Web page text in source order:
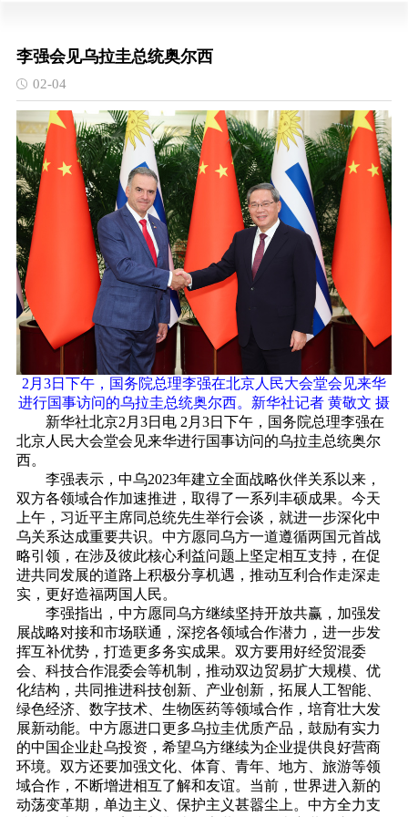
李强会见乌拉圭总统奥尔西
02-04
2月3日下午，国务院总理李强在北京人民大会堂会见来华
进行国事访问的乌拉圭总统奥尔西。新华社记者 黄敬文 摄
新华社北京2月3日电 2月3日下午，国务院总理李强在
北京人民大会堂会见来华进行国事访问的乌拉圭总统奥尔
西。
李强表示，中乌2023年建立全面战略伙伴关系以来，
双方各领域合作加速推进，取得了一系列丰硕成果。今天
上午，习近平主席同总统先生举行会谈，就进一步深化中
乌关系达成重要共识。中方愿同乌方一道遵循两国元首战
略引领，在涉及彼此核心利益问题上坚定相互支持，在促
进共同发展的道路上积极分享机遇，推动互利合作走深走
实，更好造福两国人民。
李强指出，中方愿同乌方继续坚持开放共赢，加强发
展战略对接和市场联通，深挖各领域合作潜力，进一步发
挥互补优势，打造更多务实成果。双方要用好经贸混委
会、科技合作混委会等机制，推动双边贸易扩大规模、优
化结构，共同推进科技创新、产业创新，拓展人工智能、
绿色经济、数字技术、生物医药等领域合作，培育壮大发
展新动能。中方愿进口更多乌拉圭优质产品，鼓励有实力
的中国企业赴乌投资，希望乌方继续为企业提供良好营商
环境。双方还要加强文化、体育、青年、地方、旅游等领
域合作，不断增进相互了解和友谊。当前，世界进入新的
动荡变革期，单边主义、保护主义甚嚣尘上。中方全力支